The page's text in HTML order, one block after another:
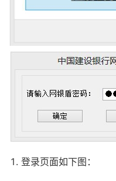
登录页面如下图：